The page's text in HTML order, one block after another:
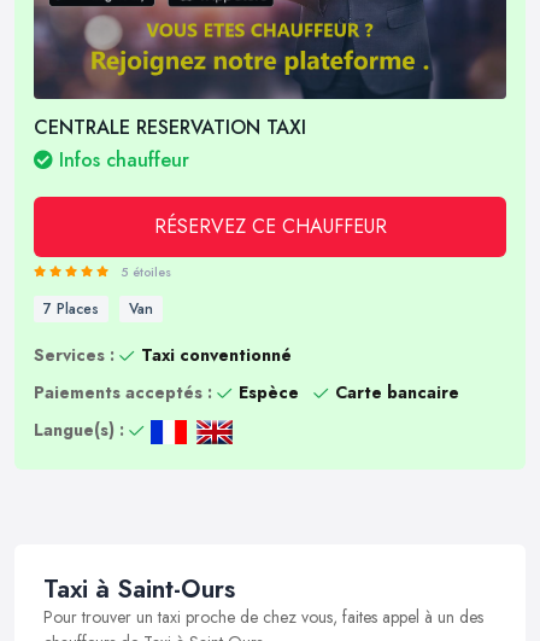
CENTRALE RESERVATION TAXI
Infos chauffeur
RÉSERVEZ CE CHAUFFEUR
5 étoiles
7 Places Van
Services :
Taxi conventionné
Paiements acceptés :
Espèce
Carte bancaire
Langue(s) :
Taxi à Saint-Ours
Pour trouver un taxi proche de chez vous, faites appel à un des